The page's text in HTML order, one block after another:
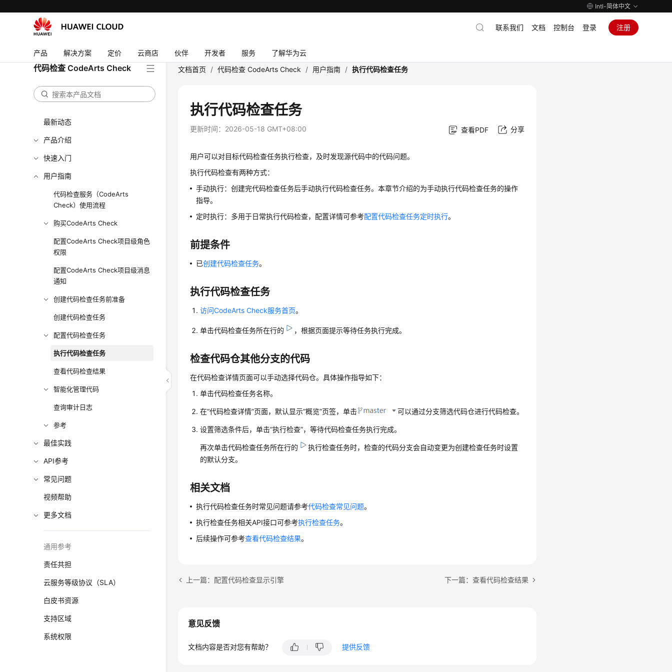
Intl-简体中文
产品 解决方案 定价 云商店 伙伴 开发者 服务 了解华为云
联系我们 文档 控制台 登录 注册
代码检查 CodeArts Check
最新动态
产品介绍
快速入门
用户指南
代码检查服务（CodeArts
Check）使用流程
购买CodeArts Check
配置CodeArts Check项目级角色
权限
配置CodeArts Check项目级消息
通知
创建代码检查任务前准备
创建代码检查任务
配置代码检查任务
执行代码检查任务
查看代码检查结果
智能化管理代码
查询审计日志
参考
最佳实践
API参考
常见问题
视频帮助
更多文档
通用参考
责任共担
云服务等级协议（SLA）
白皮书资源
支持区域
系统权限
文档首页 / 代码检查 CodeArts Check / 用户指南 / 执行代码检查任务
执行代码检查任务
更新时间： 2026-05-18 GMT+08:00 查看PDF 分享
用户可以对目标代码检查任务执行检查，及时发现源代码中的代码问题。
执行代码检查有两种方式：
手动执行：创建完代码检查任务后手动执行代码检查任务。本章节介绍的为手动执行代码检查任务的操作
指导。
定时执行：多用于日常执行代码检查，配置详情可参考配置代码检查任务定时执行。
前提条件
已创建代码检查任务。
执行代码检查任务
访问CodeArts Check服务首页。
单击代码检查任务所在行的 ，根据页面提示等待任务执行完成。
检查代码仓其他分支的代码
在代码检查详情页面可以手动选择代码仓。具体操作指导如下：
单击代码检查任务名称。
在“代码检查详情”页面，默认显示“概览”页签，单击 可以通过分支筛选代码仓进行代码检查。
设置筛选条件后，单击“执行检查”，等待代码检查任务执行完成。
再次单击代码检查任务所在行的
执行检查任务时，检查的代码分支会自动变更为创建检查任务时设置
的默认分支。
相关文档
执行代码检查任务时常见问题请参考代码检查常见问题。
执行检查任务相关API接口可参考执行检查任务。
后续操作可参考查看代码检查结果。
上一篇：配置代码检查显示引擎 下一篇：查看代码检查结果
意见反馈
文档内容是否对您有帮助？ 提供反馈